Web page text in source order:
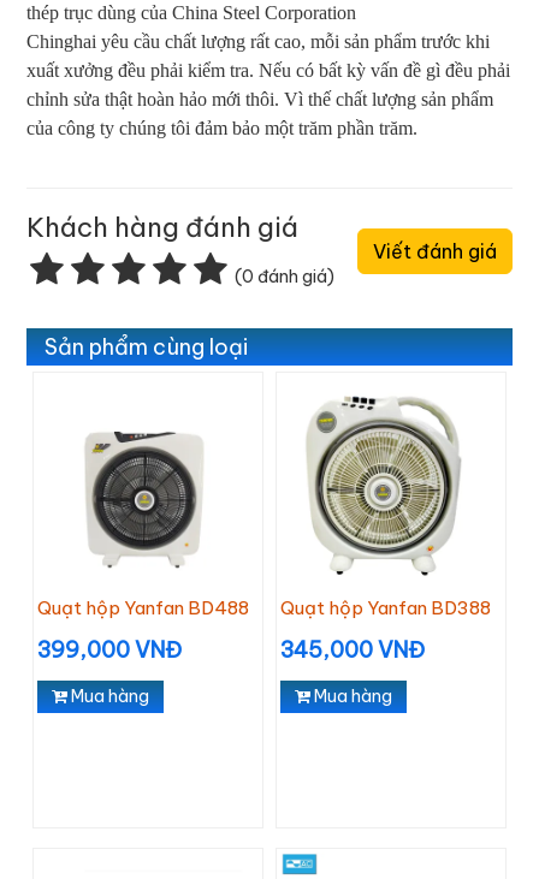
thép trục dùng của China Steel Corporation
Chinghai yêu cầu chất lượng rất cao, mỗi sản phẩm trước khi
xuất xưởng đều phải kiểm tra. Nếu có bất kỳ vấn đề gì đều phải
chỉnh sửa thật hoàn hảo mới thôi. Vì thế chất lượng sản phẩm
của công ty chúng tôi đảm bảo một trăm phần trăm.
Khách hàng đánh giá
(0 đánh giá)
Viết đánh giá
Sản phẩm cùng loại
Quạt hộp Yanfan BD488
399,000 VNĐ
Mua hàng
Quạt hộp Yanfan BD388
345,000 VNĐ
Mua hàng